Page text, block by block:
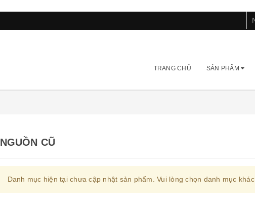
TRANG CHỦ SẢN PHẨM
NGUỒN CŨ
Danh mục hiện tại chưa cập nhật sản phẩm. Vui lòng chọn danh mục khác.